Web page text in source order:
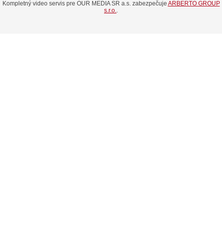
Kompletný video servis pre OUR MEDIA SR a.s. zabezpečuje ARBERTO GROUP
s.r.o..